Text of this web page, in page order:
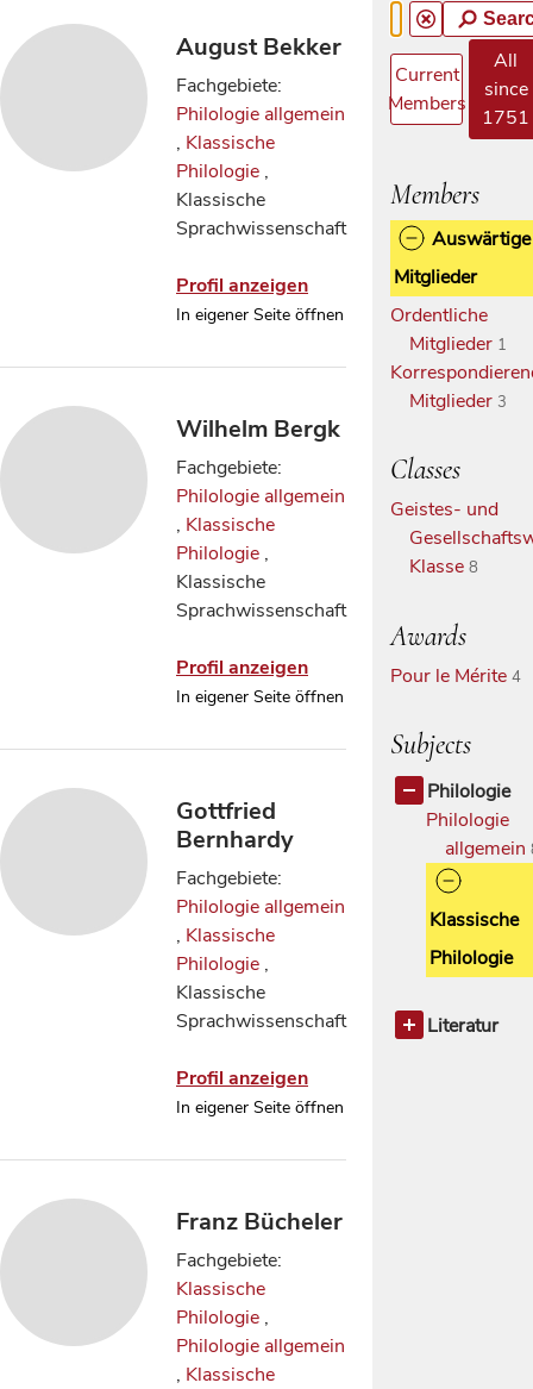
August Bekker
Fachgebiete:
Philologie allgemein
, Klassische
Philologie ,
Klassische
Sprachwissenschaft
Profil anzeigen
In eigener Seite öffnen
Wilhelm Bergk
Fachgebiete:
Philologie allgemein
, Klassische
Philologie ,
Klassische
Sprachwissenschaft
Profil anzeigen
In eigener Seite öffnen
Gottfried
Bernhardy
Fachgebiete:
Philologie allgemein
, Klassische
Philologie ,
Klassische
Sprachwissenschaft
Profil anzeigen
In eigener Seite öffnen
Franz Bücheler
Fachgebiete:
Klassische
Philologie ,
Philologie allgemein
, Klassische
Current
Members
All
since
1751
Members
Auswärtige
Mitglieder
Ordentliche
Mitglieder 1
Mitglieder 3
Classes
Geistes- und
Klasse 8
Awards
Pour le Mérite 4
Subjects
Philologie
Philologie
allgemein
Klassische
Philologie
Literatur